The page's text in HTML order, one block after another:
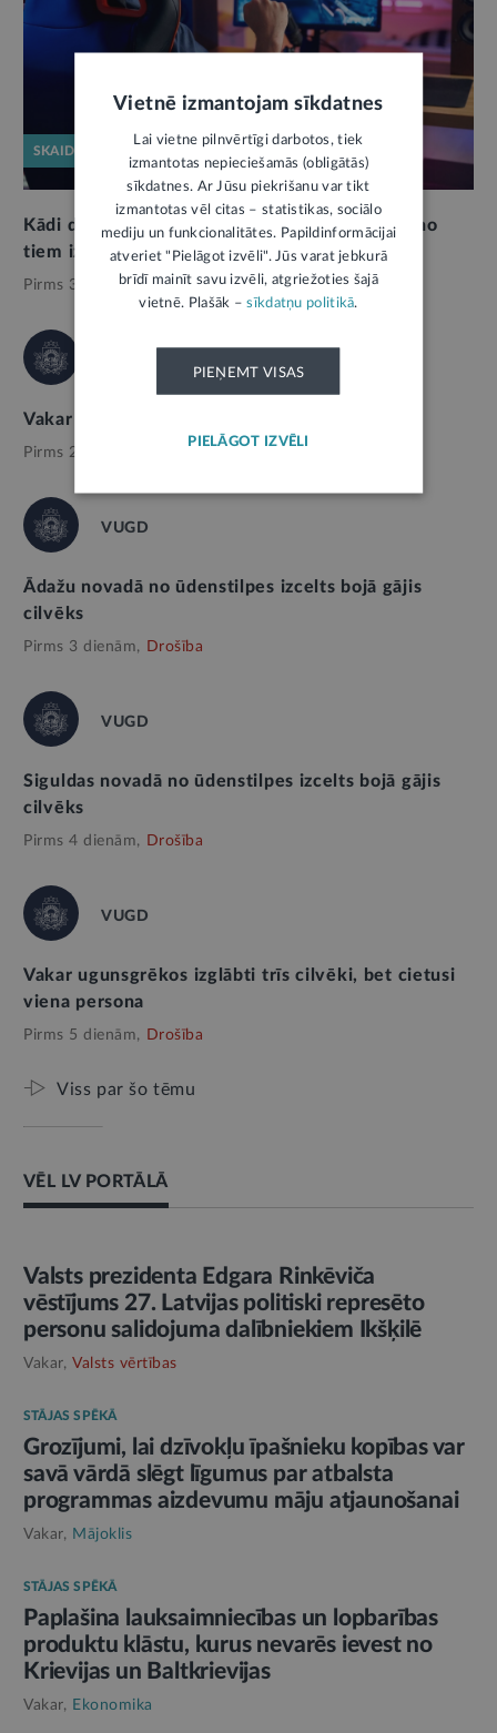
SKAIDROJUMS
Kādi drošības riski slēpjas videospēlēs, un kā no
tiem izvairīties
Pirms 3 nedēļām, Drošība
Vakar dzēsti 13 ugunsgrēki
Pirms 2 dienām,
VUGD
Ādažu novadā no ūdenstilpes izcelts bojā gājis
cilvēks
Pirms 3 dienām, Drošība
VUGD
Siguldas novadā no ūdenstilpes izcelts bojā gājis
cilvēks
Pirms 4 dienām, Drošība
VUGD
Vakar ugunsgrēkos izglābti trīs cilvēki, bet cietusi
viena persona
Pirms 5 dienām, Drošība
Viss par šo tēmu
VĒL LV PORTĀLĀ
AMATPERSONAS RUNA
Valsts prezidenta Edgara Rinkēviča
vēstījums 27. Latvijas politiski represēto
personu salidojuma dalībniekiem Ikšķilē
Vakar, Valsts vērtības
STĀJAS SPĒKĀ
Grozījumi, lai dzīvokļu īpašnieku kopības var
savā vārdā slēgt līgumus par atbalsta
programmas aizdevumu māju atjaunošanai
Vakar, Mājoklis
STĀJAS SPĒKĀ
Paplašina lauksaimniecības un lopbarības
produktu klāstu, kurus nevarēs ievest no
Krievijas un Baltkrievijas
Vakar, Ekonomika
Vietnē izmantojam sīkdatnes
Lai vietne pilnvērtīgi darbotos, tiek
izmantotas nepieciešamās (obligātās)
sīkdatnes. Ar Jūsu piekrišanu var tikt
izmantotas vēl citas – statistikas, sociālo
mediju un funkcionalitātes. Papildinformācijai
atveriet "Pielāgot izvēli". Jūs varat jebkurā
brīdī mainīt savu izvēli, atgriežoties šajā
vietnē. Plašāk –sīkdatņu politikā.
PIEŅEMT VISAS
PIELĀGOT IZVĒLI